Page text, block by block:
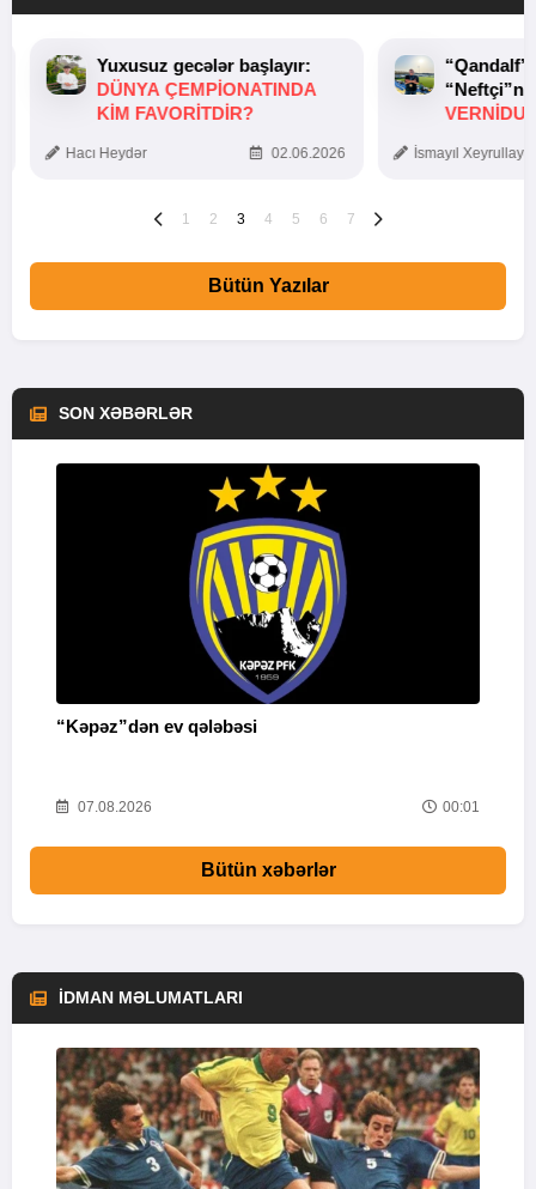
Yuxusuz gecələr başlayır:
DÜNYA ÇEMPIONATINDA
KIM FAVORITDIR?
Hacı Heydər 02.06.2026 İsmayıl
1 2 3 4 5 6 7
Bütün Yazılar
SON XƏBƏRLƏR
“Kəpəz”dən ev qələbəsi
07.08.2026 00:01
Bütün xəbərlər
İDMAN MƏLUMATLARI